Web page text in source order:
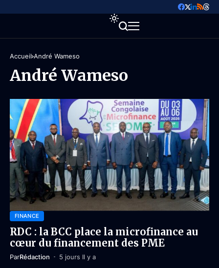
Accueil André Wameso
André Wameso
FINANCE
RDC : la BCC place la microfinance au
cœur du financement des PME
ParRédaction 5 jours Il y a